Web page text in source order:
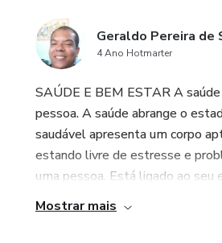
Geraldo Pereira de
4 Ano Hotmarter
SAÚDE E BEM ESTAR A
pessoa. A saúde abrange o
saudável apresenta um corpo
estando livre de estresse e
uma pessoa. Está ligado ao seu
Mostrar mais